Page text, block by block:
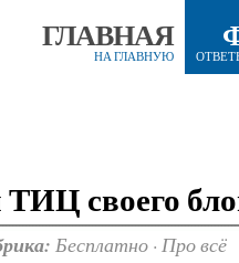
ГЛАВНАЯ
НА ГЛАВНУЮ
своего
Бесплатно · Про всё